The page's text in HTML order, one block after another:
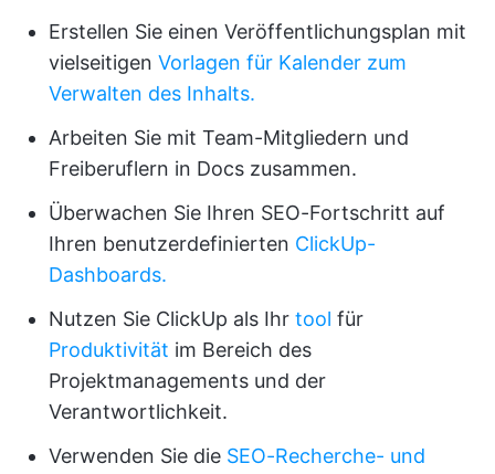
Erstellen Sie einen Veröffentlichungsplan mit
vielseitigen Vorlagen für Kalender zum
Verwalten des Inhalts.
Arbeiten Sie mit Team-Mitgliedern und
Freiberuflern in Docs zusammen.
Überwachen Sie Ihren SEO-Fortschritt auf
Ihren benutzerdefinierten ClickUp-
Dashboards.
Nutzen Sie ClickUp als Ihr tool für
Produktivität im Bereich des
Projektmanagements und der
Verantwortlichkeit.
Verwenden Sie die SEO-Recherche- und